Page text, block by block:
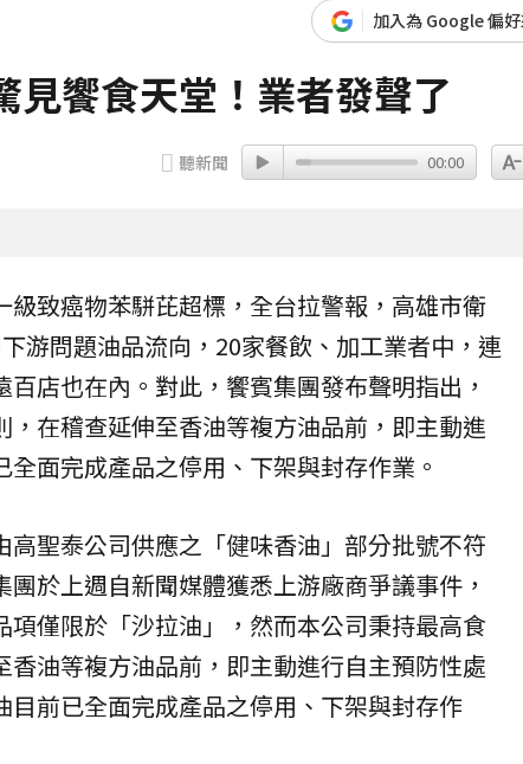
加入為 Google 偏
見饗食天堂！業者發聲了
聽新聞 00:00
級致癌物苯駢芘超標，全台拉警報，高雄市衛
游問題油品流向，20家餐飲、加工業者中，連
百店也在內。對此，饗賓集團發布聲明指出，
，在稽查延伸至香油等複方油品前，即主動進
面完成產品之停用、下架與封存作業。
高聖泰公司供應之「健味香油」部分批號不符
於上週自新聞媒體獲悉上游廠商爭議事件，
項僅限於「沙拉油」，然而本公司秉持最高食
香油等複方油品前，即主動進行自主預防性處
目前已全面完成產品之停用、下架與封存作